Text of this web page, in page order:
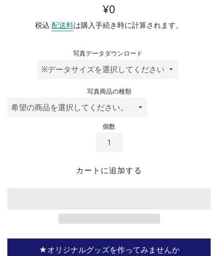
通常価格
¥0
税込 配送料は購入手続き時に計算されます。
写真データダウンロード
写真商品の種類
個数
カートに追加する
★オリジナルグッズを作ってみませんか